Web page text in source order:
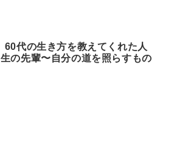
60代の生き方を教えてくれた人
生の先輩〜自分の道を照らすもの